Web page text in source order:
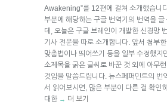
Awakening”를 12편에 걸쳐 소개했습니
부분에 해당하는 구글 번역기의 번역을
데, 오늘은 구글 브레인이 개발한 신경망
기사 전문을 따로 소개합니다. 앞서 첨부
맞춤법이나 띄어쓰기 등을 일부 수정했지
소제목을 굵은 글씨로 바꾼 것 외에 아무
것임을 말씀드립니다. 뉴스페퍼민트의 번
서 읽어보시면, 많은 부분이 다른 걸 확인
대한 → 더 보기